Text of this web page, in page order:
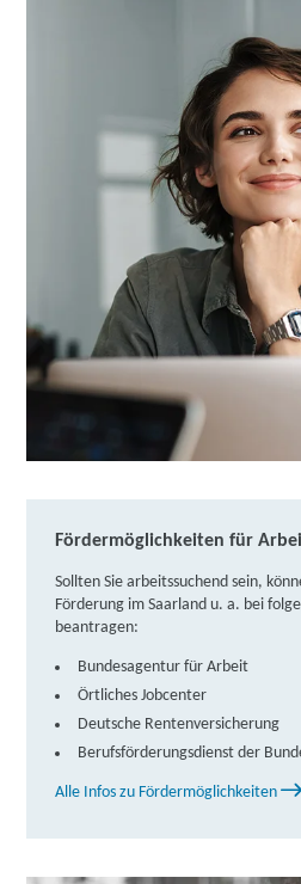
Fördermöglichkeiten für
Sollten Sie arbeitssuchend sein,
Förderung im Saarland u. a. bei
beantragen:
Bundesagentur für Arbeit
Örtliches Jobcenter
Deutsche Rentenversicherung
Berufsförderungsdienst der
Alle Infos zu Fördermöglichkeiten